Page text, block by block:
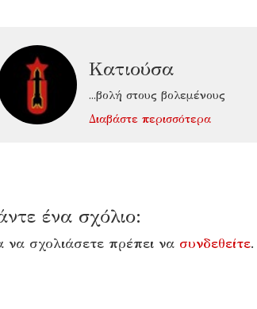
Κατιούσα
...βολή στους βολεμένους
Διαβάστε περισσότερα
ένα σχόλιο:
να σχολιάσετε πρέπει να συνδεθείτε.